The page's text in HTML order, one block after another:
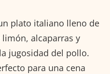
plato italiano lleno de
alcaparras y
jugosidad del pollo.
para una cena